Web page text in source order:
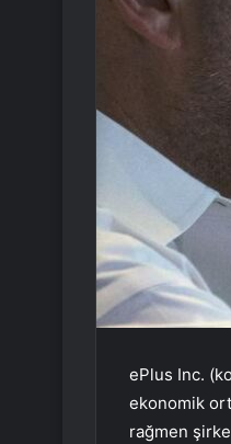
ePlus Inc.
ekonomik
rağmen